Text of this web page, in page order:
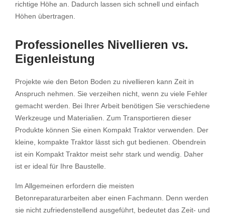
richtige Höhe an. Dadurch lassen sich schnell und einfach
Höhen übertragen.
Professionelles Nivellieren vs.
Eigenleistung
Projekte wie den Beton Boden zu nivellieren kann Zeit in
Anspruch nehmen. Sie verzeihen nicht, wenn zu viele Fehler
gemacht werden. Bei Ihrer Arbeit benötigen Sie verschiedene
Werkzeuge und Materialien. Zum Transportieren dieser
Produkte können Sie einen Kompakt Traktor verwenden. Der
kleine, kompakte Traktor lässt sich gut bedienen. Obendrein
ist ein Kompakt Traktor meist sehr stark und wendig. Daher
ist er ideal für Ihre Baustelle.
Im Allgemeinen erfordern die meisten
Betonreparaturarbeiten aber einen Fachmann. Denn werden
sie nicht zufriedenstellend ausgeführt, bedeutet das Zeit- und